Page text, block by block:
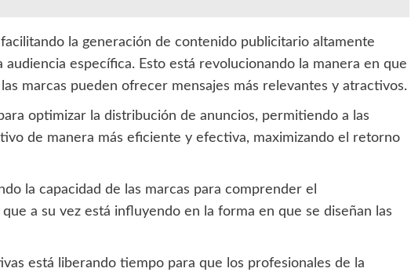
la generación de contenido publicitario altamente
específica. Esto está revolucionando la manera en que
marcas pueden ofrecer mensajes más relevantes y atractivos.
optimizar la distribución de anuncios, permitiendo a las
de manera más eficiente y efectiva, maximizando el retorno
la capacidad de las marcas para comprender el
a su vez está influyendo en la forma en que se diseñan las
está liberando tiempo para que los profesionales de la